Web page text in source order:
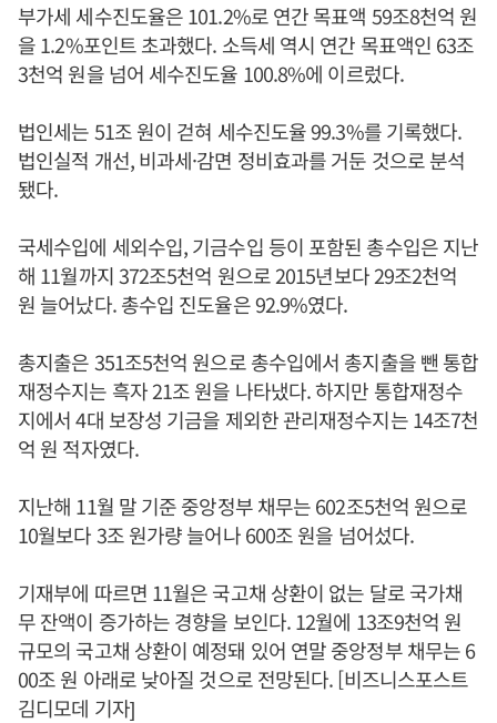
부가세 세수진도율은 101.2%로 연간 목표액 59조8천억 원
을 1.2%포인트 초과했다. 소득세 역시 연간 목표액인 63조
3천억 원을 넘어 세수진도율 100.8%에 이르렀다.
법인세는 51조 원이 걷혀 세수진도율 99.3%를 기록했다.
법인실적 개선, 비과세·감면 정비효과를 거둔 것으로 분석
됐다.
국세수입에 세외수입, 기금수입 등이 포함된 총수입은 지난
해 11월까지 372조5천억 원으로 2015년보다 29조2천억
원 늘어났다. 총수입 진도율은 92.9%였다.
총지출은 351조5천억 원으로 총수입에서 총지출을 뺀 통합
재정수지는 흑자 21조 원을 나타냈다. 하지만 통합재정수
지에서 4대 보장성 기금을 제외한 관리재정수지는 14조7천
억 원 적자였다.
지난해 11월 말 기준 중앙정부 채무는 602조5천억 원으로
10월보다 3조 원가량 늘어나 600조 원을 넘어섰다.
기재부에 따르면 11월은 국고채 상환이 없는 달로 국가채
무 잔액이 증가하는 경향을 보인다. 12월에 13조9천억 원
규모의 국고채 상환이 예정돼 있어 연말 중앙정부 채무는 6
00조 원 아래로 낮아질 것으로 전망된다. [비즈니스포스트
김디모데 기자]